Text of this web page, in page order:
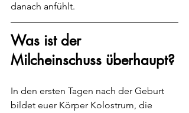
danach anfühlt.
Was ist der
Milcheinschuss überhaupt?
In den ersten Tagen nach der Geburt
bildet euer Körper Kolostrum, die